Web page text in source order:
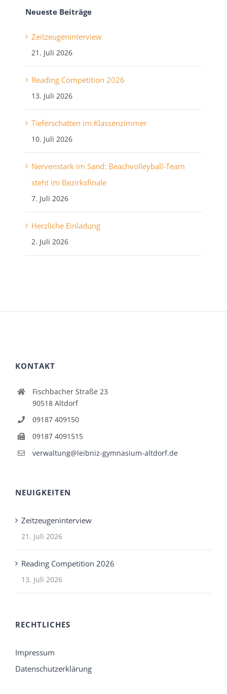
Neueste Beiträge
Zeitzeugeninterview
21. Juli 2026
Reading Competition 2026
13. Juli 2026
Tieferschatten im Klassenzimmer
10. Juli 2026
Nervenstark im Sand: Beachvolleyball-Team
steht im Bezirksfinale
7. Juli 2026
Herzliche Einladung
2. Juli 2026
KONTAKT
Fischbacher Straße 23
90518 Altdorf
09187 409150
09187 4091515
verwaltung@leibniz-gymnasium-altdorf.de
NEUIGKEITEN
Zeitzeugeninterview
21. Juli 2026
Reading Competition 2026
13. Juli 2026
RECHTLICHES
Impressum
Datenschutzerklärung